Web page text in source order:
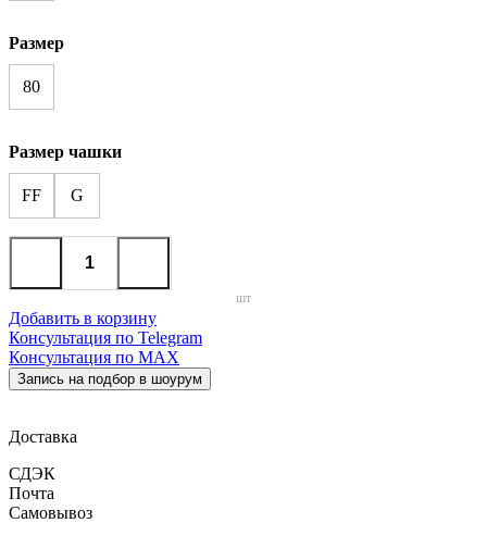
Размер
80
Размер чашки
FF G
шт
Добавить в корзину
Консультация по Telegram
Консультация по MAX
Запись на подбор в шоурум
Доставка
СДЭК
Почта
Самовывоз